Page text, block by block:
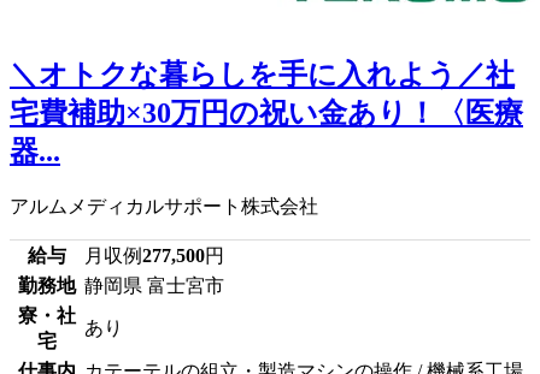
＼オトクな暮らしを手に入れよう／社
宅費補助×30万円の祝い金あり！〈医療
器...
アルムメディカルサポート株式会社
給与 月収例277,500円
勤務地 静岡県 富士宮市
寮・社
宅
あり